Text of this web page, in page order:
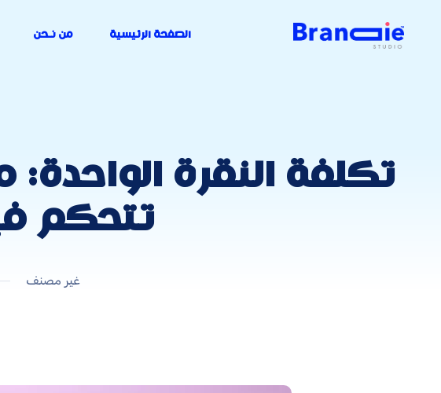
الصفحة الرئيسية من نـحن
تكلفة النقرة
تتحكم
غير مصنف